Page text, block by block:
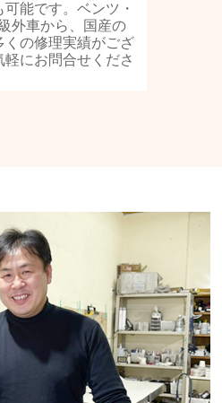
能です。ベンツ・
外車から、国産の
くの修理実績がござ
軽にお問合せくださ